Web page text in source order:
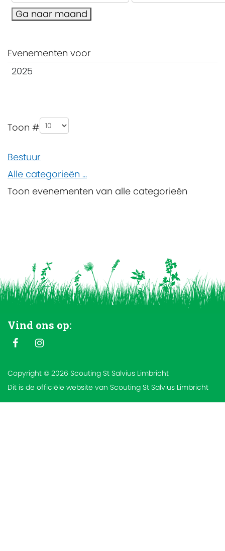
Ga naar maand
Evenementen voor
2025
Pagination List Limit
Toon #
Bestuur
Alle categorieën ...
Toon evenementen van alle categorieën
Vind ons op:
Copyright © 2026 Scouting St Salvius Limbricht
Dit is de officiële website van Scouting St Salvius Limbricht